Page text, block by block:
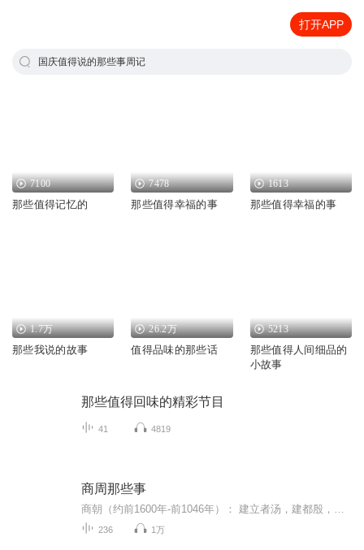
打开APP
国庆值得说的那些事周记
7100
那些值得记忆的
7478
那些值得幸福的事
1613
那些值得幸福的事
1.7万
那些我说的故事
26.2万
值得品味的那些话
5213
那些值得人间细品的
小故事
那些值得回味的精彩节目
41 4819
商周那些事
236 1万